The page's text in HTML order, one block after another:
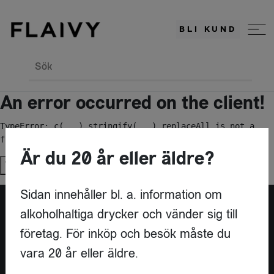
BLI KUND
Sök
An error occurred on the client!
TypeError: c(...).stringify(...).replaceAll is not a
function
Try again
Är du leverantör?
Är du 20 år eller äldre?
Sidan innehåller bl. a. information om
alkoholhaltiga drycker och vänder sig till
företag. För inköp och besök måste du
vara 20 år eller äldre.